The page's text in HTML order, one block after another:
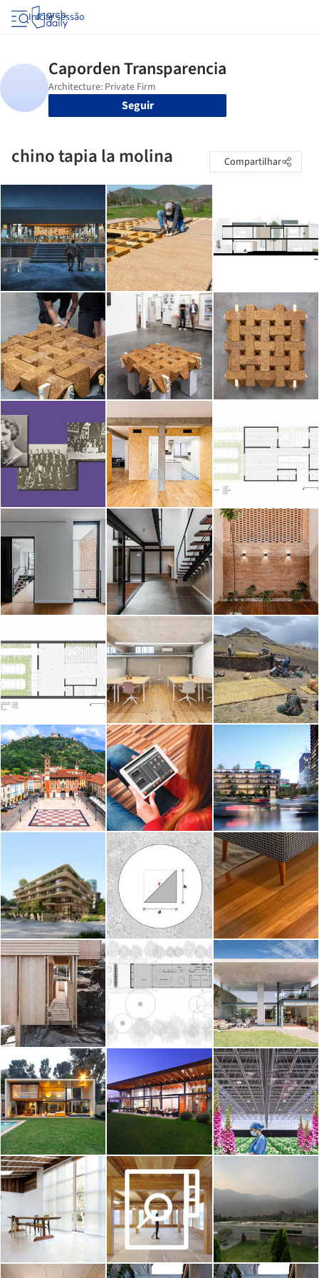
Iniciar sessão
Seguir
chino tapia la molina Compartilhar